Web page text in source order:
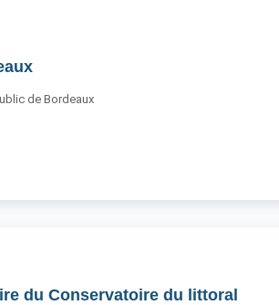
de Bordeaux
du Conservatoire du littoral